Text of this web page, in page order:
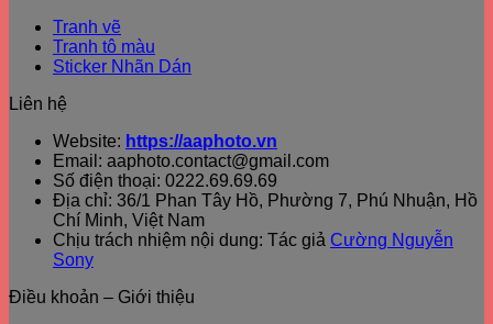
Tranh vẽ
Tranh tô màu
Sticker Nhãn Dán
Liên hệ
Website: https://aaphoto.vn
Email: aaphoto.contact@gmail.com
Số điện thoại: 0222.69.69.69
Địa chỉ: 36/1 Phan Tây Hồ, Phường 7, Phú Nhuận, Hồ
Chí Minh, Việt Nam
Chịu trách nhiệm nội dung: Tác giả Cường Nguyễn
Sony
Điều khoản – Giới thiệu